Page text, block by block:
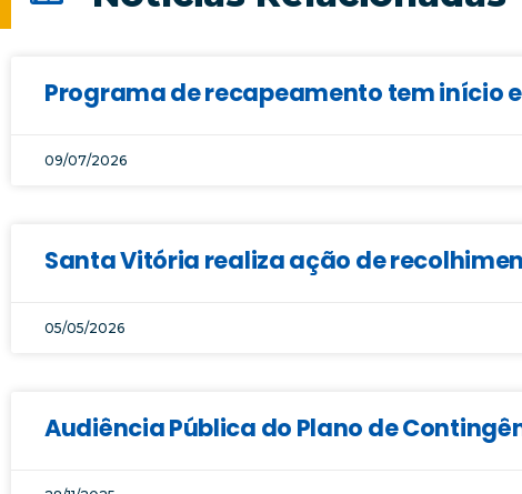
Programa de recapeamento tem início
09/07/2026
Santa Vitória realiza ação de
05/05/2026
Audiência Pública do Plano de